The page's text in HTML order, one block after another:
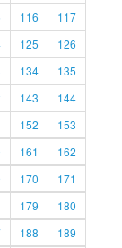
116
117
125
126
134
135
143
144
152
153
161
162
170
171
179
180
188
189